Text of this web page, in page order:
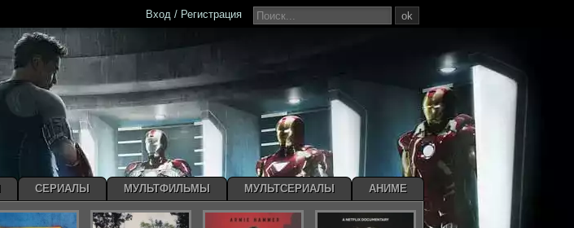
ok
Вход / Регистрация
СЕРИАЛЫ МУЛЬТФИЛЬМЫ МУЛЬТСЕРИАЛЫ АНИМЕ